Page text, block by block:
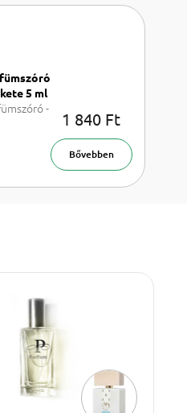
5 ml
-
1 840 Ft
Bővebben